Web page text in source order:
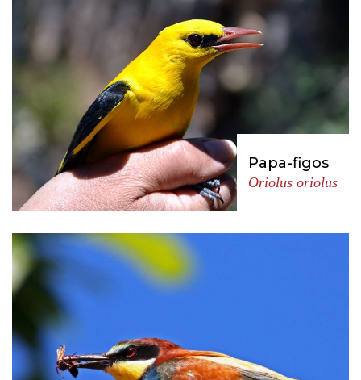
Papa-figos
Oriolus oriolus